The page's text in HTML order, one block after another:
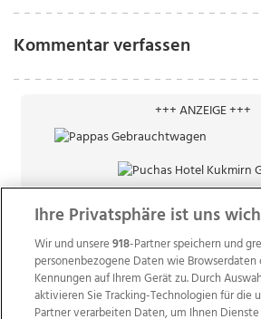
Kommentar verfassen
+++ ANZEIGE +++
Ihre Privatsphäre ist uns
Wir und unsere918-Partner speichern und
personenbezogene Daten wie
Kennungen auf Ihrem Gerät zu. Durch
aktivieren Sie Tracking-Technologien für die
Partner verarbeiten Daten, um Ihnen